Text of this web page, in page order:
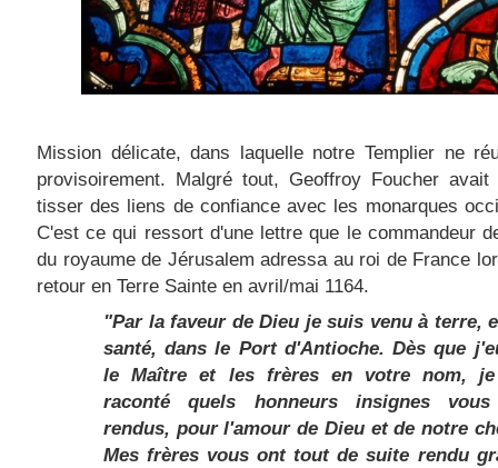
Mission délicate, dans laquelle notre Templier ne
provisoirement. Malgré tout, Geoffroy Foucher
tisser des liens de confiance avec les monarques
C'est ce qui ressort d'une lettre que le commandeur
du royaume de Jérusalem adressa au roi de France
retour en Terre Sainte en avril/mai 1164.
"Par la faveur de Dieu je suis venu à terre,
santé, dans le Port d'Antioche. Dès que
le Maître et les frères en votre nom,
raconté quels honneurs insignes vous
rendus, pour l'amour de Dieu et de notre
Mes frères vous ont tout de suite rendu